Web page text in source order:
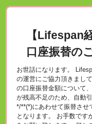
【Lifespan
口座振替の
お世話になります。
の運営にご協力頂きまし
の口座振替金額について
が残高不足のため、自動
*/**(*)にあわせて振替させ
となります。 お手数です